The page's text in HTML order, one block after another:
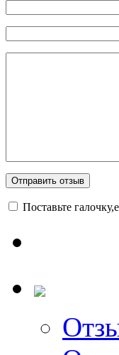
Поставьте